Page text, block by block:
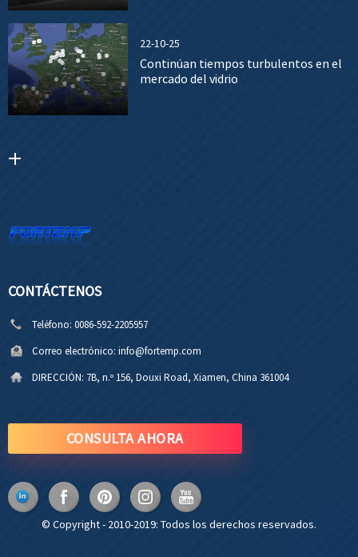
22-10-25
Continúan tiempos turbulentos en el
mercado del vidrio
CONTÁCTENOS
Teléfono: 0086-592-2205957
Correo electrónico: info@fortemp.com
DIRECCIÓN: 7B, n.º 156, Douxi Road, Xiamen, China 361004
CONSULTA AHORA
© Copyright - 2010-2019: Todos los derechos reservados.